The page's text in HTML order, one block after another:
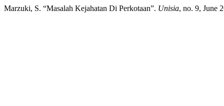
Marzuki, S. “Masalah Kejahatan Di Perkotaan”. Unisia, no. 9, June